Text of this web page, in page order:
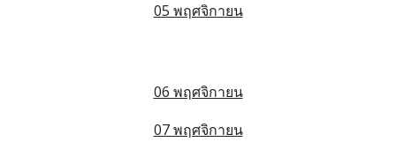
05 พฤศจิกายน
06 พฤศจิกายน
07 พฤศจิกายน